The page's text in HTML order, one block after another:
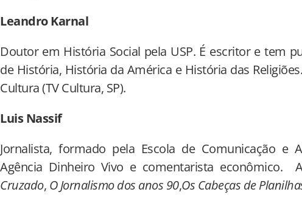
Leandro Karnal
Doutor em História Social pela USP. É escritor e tem
de História, História da América e História das
Cultura (TV Cultura, SP).
Luis Nassif
Jornalista, formado pela Escola de Comunicação e
Agência Dinheiro Vivo e comentarista econômico.
Cruzado, O Jornalismo dos anos 90,Os Cabeças de